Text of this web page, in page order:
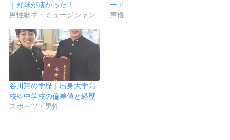
｜野球が凄かった！
男性歌手・ミュージシャン
ード
声優
谷川翔の学歴｜出身大学高
校や中学校の偏差値と経歴
スポーツ・男性